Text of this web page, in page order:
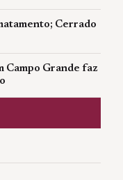
Cerrado
Campo Grande faz